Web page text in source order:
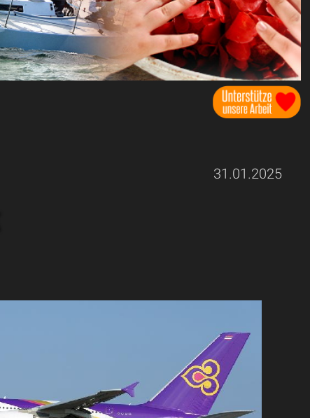
31.01.2025